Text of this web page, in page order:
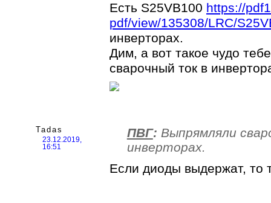
Есть S25VB100 https://
pdf/view/135308/LRC/
инверторах.
Дим, а вот такое чудо
сварочный ток в
Tadas
23.12.2019,
16:51
ПВГ: Выпрямляли
инверторах.
Если диоды выдержат, то